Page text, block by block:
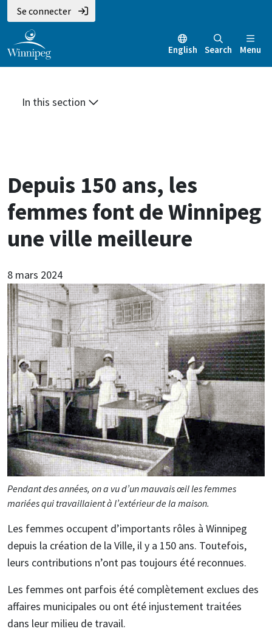
Aller
au
contenu
principal
Skip
to
main
menu
Skip
to
footer
Se connecter
English Search Menu
In this section
Depuis 150 ans, les
femmes font de Winnipeg
une ville meilleure
8 mars 2024
Pendant des années, on a vu d’un mauvais œil les femmes
mariées qui travaillaient à l’extérieur de la maison.
Les femmes occupent d’importants rôles à Winnipeg
depuis la création de la Ville, il y a 150 ans. Toutefois,
leurs contributions n’ont pas toujours été reconnues.
Les femmes ont parfois été complètement exclues des
affaires municipales ou ont été injustement traitées
dans leur milieu de travail.